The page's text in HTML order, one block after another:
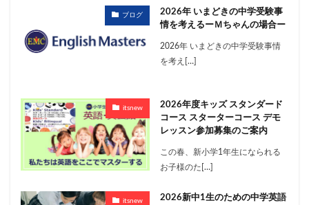
ブログ
2026年 いまどきの中学受験事
情を考えるーＭちゃんの場合ー
2026年 いまどきの中学受験事情
を考え[…]
itsnew
2026年度キッズ スタンダード
コース スターターコース デモ
レッスン参加募集のご案内
この春、新小学1年生になられる
お子様のた[…]
itsnew
2026新中1生のための中学英語